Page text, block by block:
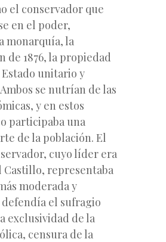
el conservador que
en el poder,
monarquía, la
de 1876, la propiedad
unitario y
se nutrían de las
y en estos
participaba una
de la población. El
cuyo líder era
Castillo, representaba
moderada y
el sufragio
exclusividad de la
censura de la